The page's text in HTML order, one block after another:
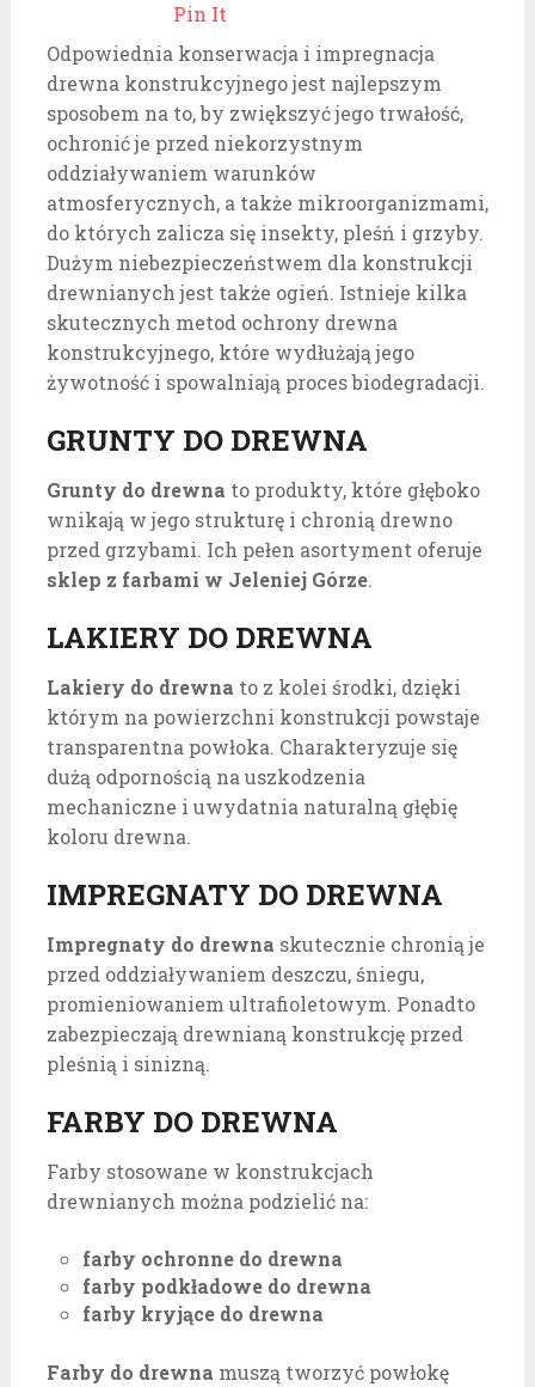
Pin It
Odpowiednia konserwacja i impregnacja
drewna konstrukcyjnego jest najlepszym
sposobem na to, by zwiększyć jego trwałość,
ochronić je przed niekorzystnym
oddziaływaniem warunków
atmosferycznych, a także mikroorganizmami,
do których zalicza się insekty, pleśń i grzyby.
Dużym niebezpieczeństwem dla konstrukcji
drewnianych jest także ogień. Istnieje kilka
skutecznych metod ochrony drewna
konstrukcyjnego, które wydłużają jego
żywotność i spowalniają proces biodegradacji.
GRUNTY DO DREWNA
Grunty do drewna to produkty, które głęboko
wnikają w jego strukturę i chronią drewno
przed grzybami. Ich pełen asortyment oferuje
sklep z farbami w Jeleniej Górze.
LAKIERY DO DREWNA
Lakiery do drewna to z kolei środki, dzięki
którym na powierzchni konstrukcji powstaje
transparentna powłoka. Charakteryzuje się
dużą odpornością na uszkodzenia
mechaniczne i uwydatnia naturalną głębię
koloru drewna.
IMPREGNATY DO DREWNA
Impregnaty do drewna skutecznie chronią je
przed oddziaływaniem deszczu, śniegu,
promieniowaniem ultrafioletowym. Ponadto
zabezpieczają drewnianą konstrukcję przed
pleśnią i sinizną.
FARBY DO DREWNA
Farby stosowane w konstrukcjach
drewnianych można podzielić na:
farby ochronne do drewna
farby podkładowe do drewna
farby kryjące do drewna
Farby do drewna muszą tworzyć powłokę